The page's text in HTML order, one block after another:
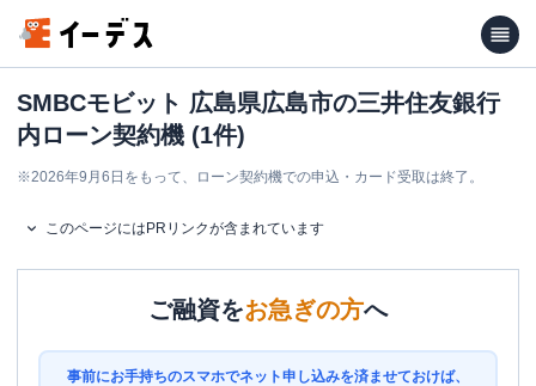
SMBCモビット 広島県広島市の三井住友銀行
内ローン契約機 (1件)
※2026年9月6日をもって、ローン契約機での申込・カード受取は終了。
このページにはPRリンクが含まれています
ご融資をお急ぎの方へ
事前にお手持ちのスマホでネット申し込みを済ませておけば、